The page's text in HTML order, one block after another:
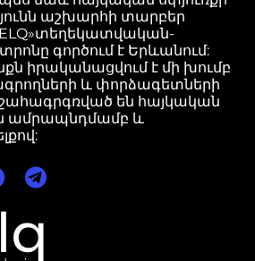
աշխարհի տարբեր
գործում է Երևանում:
իրականացվում է մի խումբ
և փորձագետների
շահագրգռված են հայկական
ամրապնդմամբ և